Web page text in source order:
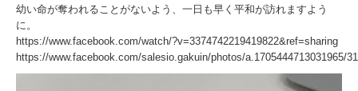
幼い命が奪われることがないよう、一日も早く平和が訪れますよう
に。
https://www.facebook.com/watch/?v=3374742219419822&ref=sharing
https://www.facebook.com/salesio.gakuin/photos/a.1705444713031965/